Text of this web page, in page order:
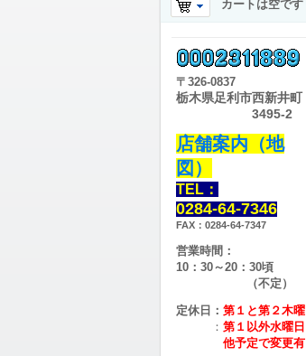
カートは空です
〒 326-0837
栃木県足利市西新井町
3495-2
店舗案内（地
図）
TEL：
0284-64-7346
FAX：0284-64-7347
営業時間：
10：30～20：30頃
（不定）
定休日： 第１と第２木曜
： 第１以外水曜日
他予定で変更有